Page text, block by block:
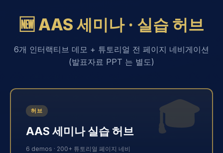
🆕 AAS 세미나 · 실습 허브
6개 인터랙티브 데모 + 튜토리얼 전 페이지 네비게이션
(발표자료 PPT 는 별도)
🎓
허브
AAS 세미나 실습 허브
6 demos · 200+ 튜토리얼 페이지 네비